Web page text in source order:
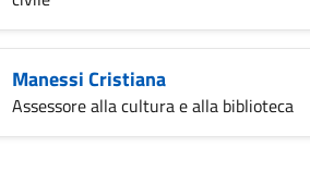
Manessi Cristiana
Assessore alla cultura e alla biblioteca